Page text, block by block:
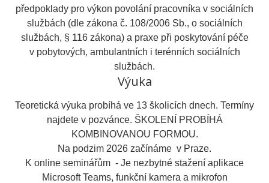
předpoklady pro výkon povolání pracovníka v sociálních
službách (dle zákona č. 108/2006 Sb., o sociálních
službách, § 116 zákona) a praxe při poskytování péče
v pobytových, ambulantních i terénních sociálních
službách.
Výuka
Teoretická výuka probíhá ve 13 školicích dnech. Termíny
najdete v pozvánce. ŠKOLENÍ PROBÍHÁ
KOMBINOVANOU FORMOU.
Na podzim 2026 začínáme v Praze.
K online seminářům - Je nezbytné stažení aplikace
Microsoft Teams, funkční kamera a mikrofon